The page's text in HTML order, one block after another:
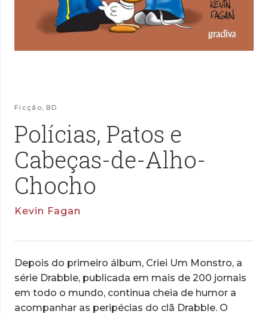
Ficção, BD
Polícias, Patos e
Cabeças-de-Alho-
Chocho
Kevin Fagan
Depois do primeiro álbum, Criei Um Monstro, a
série Drabble, publicada em mais de 200 jornais
em todo o mundo, continua cheia de humor a
acompanhar as peripécias do clã Drabble. O